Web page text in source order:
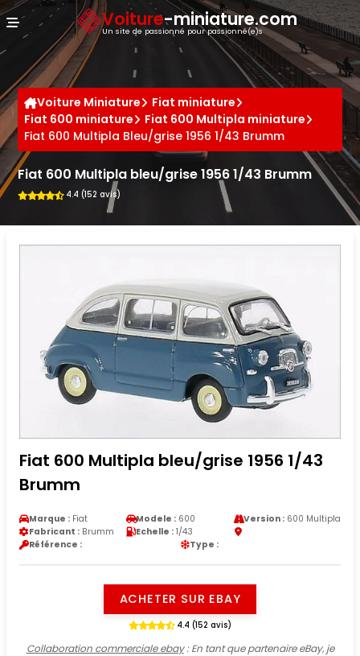
Voiture-miniature.com
Un site de passionné pour passionné(e)s
Voiture Miniature
Fiat miniature
Fiat 600 miniature
Fiat 600 Multipla miniature
Fiat 600 Multipla Bleu/grise 1956 1/43 Brumm
Fiat 600 Multipla bleu/grise 1956 1/43 Brumm
4.4 (152 avis)
Fiat 600 Multipla bleu/grise 1956 1/43
Brumm
Marque : Fiat Modele : 600 Version :600 Multipla
Fabricant : Brumm Echelle : 1/43
Référence :
Type :
ACHETER SUR EBAY
4.4 (152 avis)
Collaboration commerciale ebay: En tant que partenaire eBay, je
Panneau de gestion des cookies